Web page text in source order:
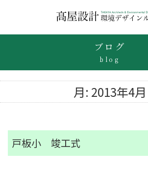
ブログ
blog
月: 2013年4月
戸板小 竣工式